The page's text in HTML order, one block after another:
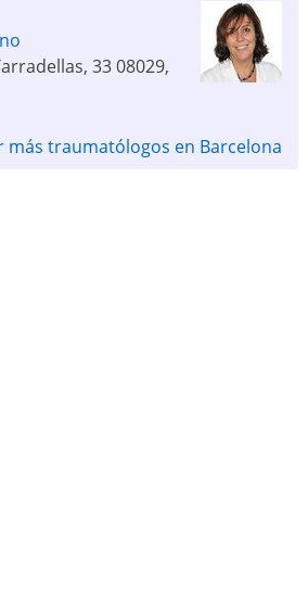
3308029,
más traumatólogos en Barcelona